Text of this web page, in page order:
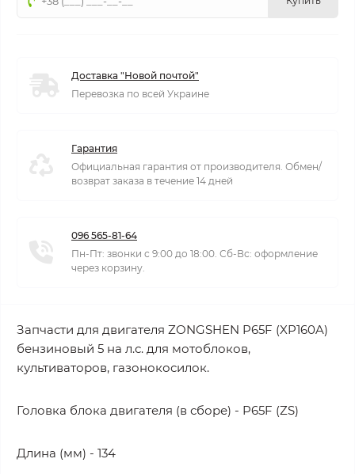
Доставка "Новой почтой"
Перевозка по всей Украине
Гарантия
Официальная гарантия от производителя. Обмен/
возврат заказа в течение 14 дней
096 565-81-64
Пн-Пт: звонки с 9:00 до 18:00. Сб-Вс: оформление
через корзину.
Запчасти для двигателя ZONGSHEN P65F (XP160A)
бензиновый 5 на л.с. для мотоблоков,
культиваторов, газонокосилок.
Головка блока двигателя (в сборе) - P65F (ZS)
Длина (мм) - 134